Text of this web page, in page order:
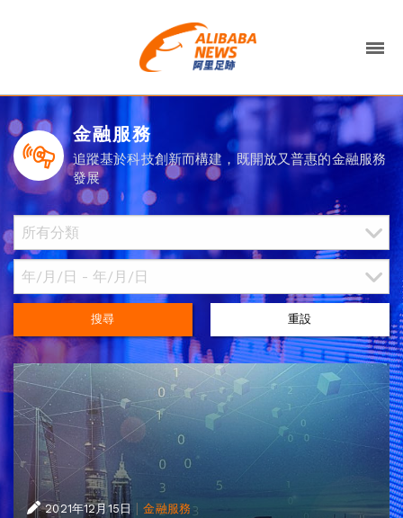
金融服務
追蹤基於科技創新而構建，既開放又普惠的金融服務
發展
搜尋 重設
2021年12月15日 |金融服務